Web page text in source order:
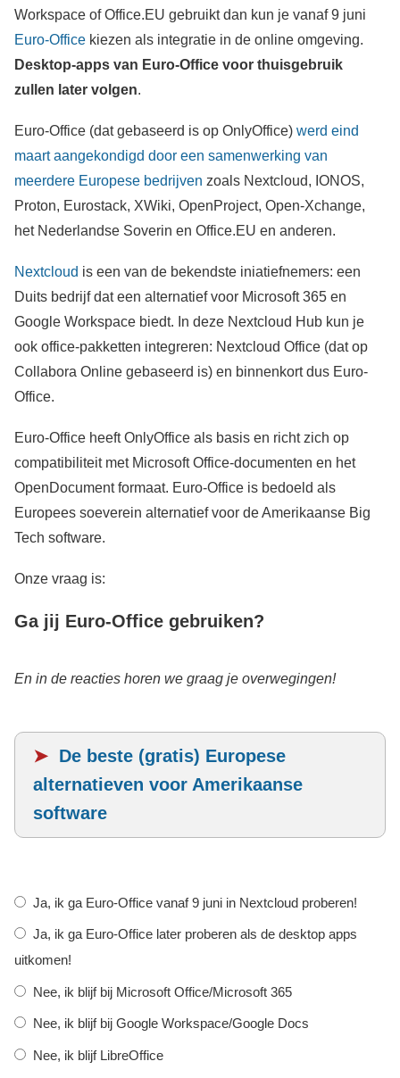
Workspace of Office.EU gebruikt dan kun je vanaf 9 juni
Euro-Officekiezen als integratie in de online omgeving.
Desktop-apps van Euro-Office voor thuisgebruik
zullen later volgen.
Euro-Office (dat gebaseerd is op OnlyOffice) werd eind
maart aangekondigd door een samenwerking van
meerdere Europese bedrijven zoals Nextcloud, IONOS,
Proton, Eurostack, XWiki, OpenProject, Open-Xchange,
het Nederlandse Soverin en Office.EU en anderen.
Nextcloud is een van de bekendste iniatiefnemers: een
Duits bedrijf dat een alternatief voor Microsoft 365 en
Google Workspace biedt. In deze Nextcloud Hub kun je
ook office-pakketten integreren: Nextcloud Office (dat op
Collabora Online gebaseerd is) en binnenkort dus Euro-
Office.
Euro-Office heeft OnlyOffice als basis en richt zich op
compatibiliteit met Microsoft Office-documenten en het
OpenDocument formaat. Euro-Office is bedoeld als
Europees soeverein alternatief voor de Amerikaanse Big
Tech software.
Onze vraag is:
Ga jij Euro-Office gebruiken?
En in de reacties horen we graag je overwegingen!
➤ De beste (gratis) Europese
alternatieven voor Amerikaanse
software
Keuzen
Ja, ik ga Euro-Office vanaf 9 juni in Nextcloud proberen!
Ja, ik ga Euro-Office later proberen als de desktop apps
uitkomen!
Nee, ik blijf bij Microsoft Office/Microsoft 365
Nee, ik blijf bij Google Workspace/Google Docs
Nee, ik blijf LibreOffice